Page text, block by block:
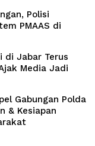
Polisi
PMAAS di
di Jabar Terus
Media Jadi
Gabungan Polda
& Kesiapan